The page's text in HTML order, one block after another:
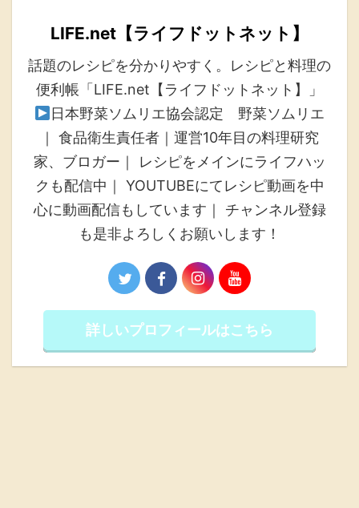
LIFE.net【ライフドットネット】
話題のレシピを分かりやすく。レシピと料理の
便利帳「LIFE.net【ライフドットネット】」
日本野菜ソムリエ協会認定 野菜ソムリエ
｜ 食品衛生責任者｜運営10年目の料理研究
家、ブロガー｜ レシピをメインにライフハッ
クも配信中｜ YOUTUBEにてレシピ動画を中
心に動画配信もしています｜ チャンネル登録
も是非よろしくお願いします！
詳しいプロフィールはこちら